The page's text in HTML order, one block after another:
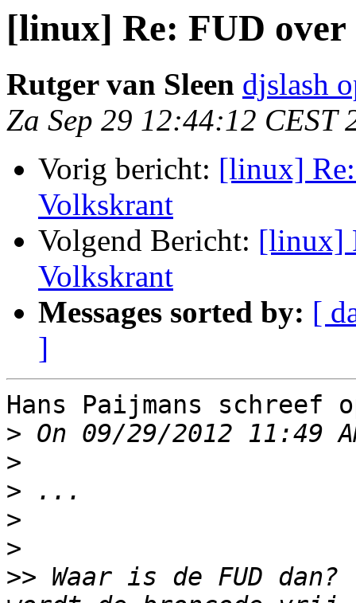
[linux] Re: FUD over
Rutger van Sleen djslash
Za Sep 29 12:44:12 CEST
Vorig bericht: [linux]
Volkskrant
Volgend Bericht: [linux]
Volkskrant
Messages sorted by: [
]
Hans Paijmans schreef
>
>
>
>
>
>> Waar is de FUD dan?